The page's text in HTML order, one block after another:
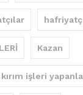
Kazan
kırım işleri